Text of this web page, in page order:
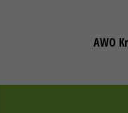
AWO